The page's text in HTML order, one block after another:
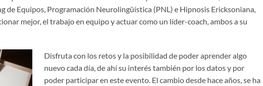
de Equipos, Programación Neurolingüística (PNL) e Hipnosis Ericksoniana,
mejor, el trabajo en equipo y actuar como un líder-coach, ambos a su
Disfruta con los retos y la posibilidad de poder aprender algo
nuevo cada día, de ahí su interés también por los datos y por
poder participar en este evento. El cambio desde hace años, se ha